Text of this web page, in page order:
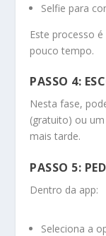
Selfie para
Este processo
pouco tempo.
PASSO 4:
Nesta fase,
(gratuito) ou
mais tarde.
PASSO 5:
Dentro da app:
Seleciona a